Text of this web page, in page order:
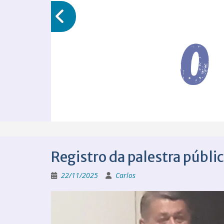
Registro da palestra
22/11/2025 Carlos